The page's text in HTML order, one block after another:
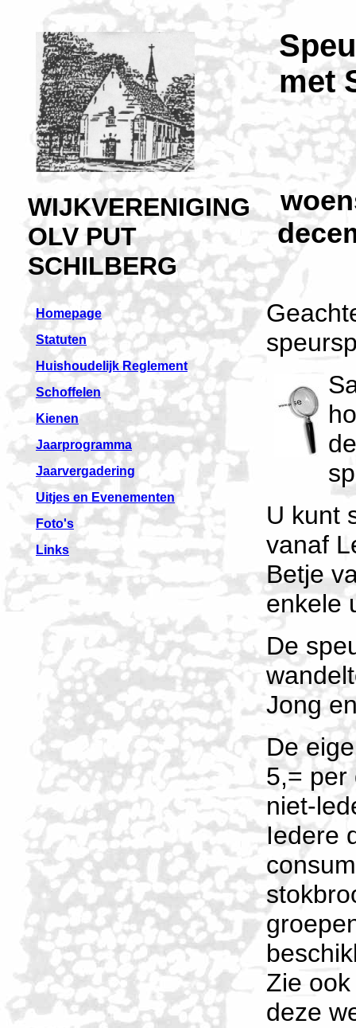
WIJKVERENIGING
OLV PUT
SCHILBERG
Homepage
Statuten
Huishoudelijk Reglement
Schoffelen
Kienen
Jaarprogramma
Jaarvergadering
Uitjes en Evenementen
Foto's
Links
met
U kunt
vanaf
Betje
enkele
De
Jong
De
5,= per
niet-
Iedere
Zie
deze